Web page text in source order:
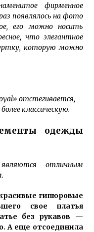
фирменное
появлялось на фото
его можно носить
что элегантное
которую можно
отстегивается,
классическую.
одежды
отличным
гипюровые
свое платья
без рукавов —
А еще отсоединила